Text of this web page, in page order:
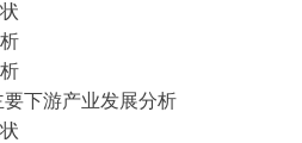
下游产业发展分析